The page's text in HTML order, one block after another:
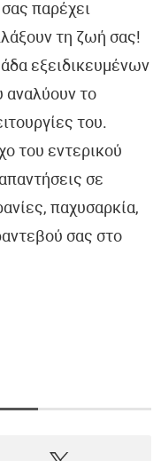
παρέχει
τη ζωή σας!
εξειδικευμένων
αναλύουν το
του.
του εντερικού
σε
παχυσαρκία,
σας στο